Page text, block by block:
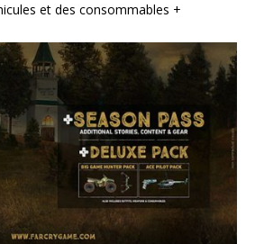
et des consommables +